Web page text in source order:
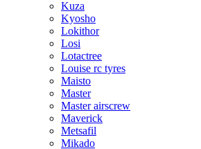
Kuza
Kyosho
Lokithor
Losi
Lotactree
Louise rc tyres
Maisto
Master
Master airscrew
Maverick
Metsafil
Mikado